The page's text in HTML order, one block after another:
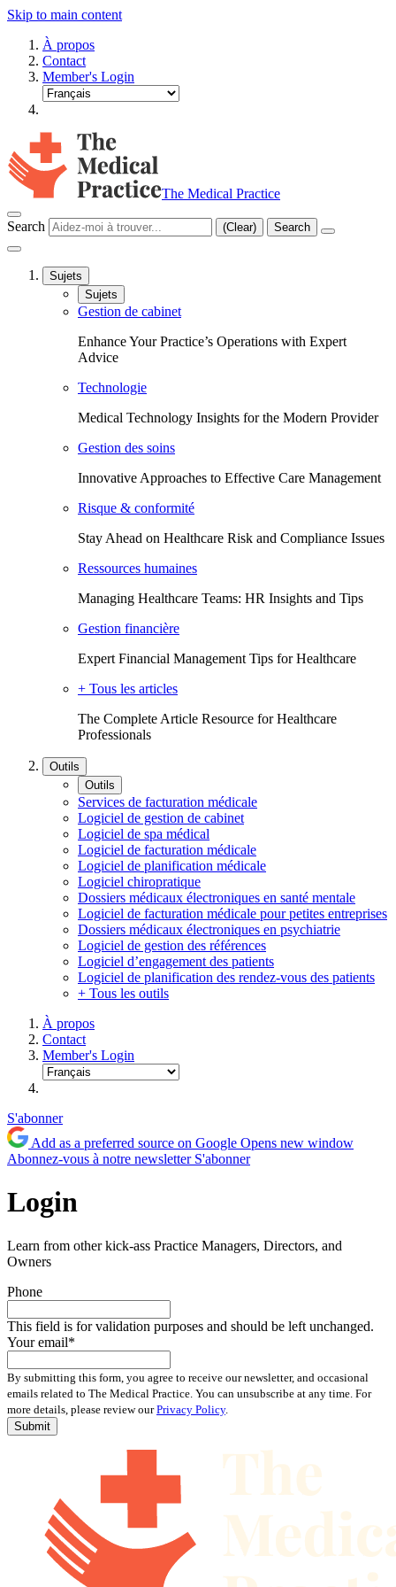
Skip to main content
À propos
Contact
Member's Login
The Medical Practice
Search (Clear) Search
Sujets
Sujets
Gestion de cabinet
Enhance Your Practice’s Operations with Expert
Advice
Technologie
Medical Technology Insights for the Modern Provider
Gestion des soins
Innovative Approaches to Effective Care Management
Risque & conformité
Stay Ahead on Healthcare Risk and Compliance Issues
Ressources humaines
Managing Healthcare Teams: HR Insights and Tips
Gestion financière
Expert Financial Management Tips for Healthcare
+ Tous les articles
The Complete Article Resource for Healthcare
Professionals
Outils
Outils
Services de facturation médicale
Logiciel de gestion de cabinet
Logiciel de spa médical
Logiciel de facturation médicale
Logiciel de planification médicale
Logiciel chiropratique
Dossiers médicaux électroniques en santé mentale
Logiciel de facturation médicale pour petites entreprises
Dossiers médicaux électroniques en psychiatrie
Logiciel de gestion des références
Logiciel d’engagement des patients
Logiciel de planification des rendez-vous des patients
+ Tous les outils
À propos
Contact
Member's Login
S'abonner
Add as a preferred source on Google Opens new window
Abonnez-vous à notre newsletter S'abonner
Login
Learn from other kick-ass Practice Managers, Directors, and
Owners
Phone
This field is for validation purposes and should be left unchanged.
Your email*
By submitting this form, you agree to receive our newsletter, and occasional
emails related to The Medical Practice. You can unsubscribe at any time. For
more details, please review ourPrivacy Policy.